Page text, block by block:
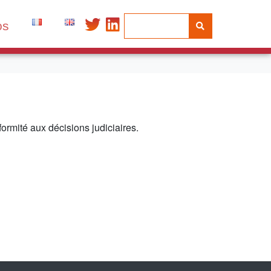
aux décisions judiciaires.